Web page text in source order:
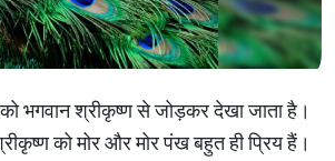
भगवान श्रीकृष्ण से जोड़कर देखा जाता है।
को मोर और मोर पंख बहुत ही प्रिय हैं।